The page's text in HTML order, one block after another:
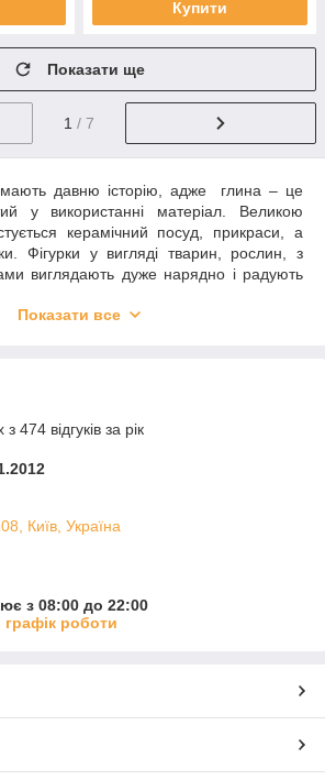
Купити
Показати ще
1 / 7
давню історію, адже
глина – це
у використанні матеріал. Великою
керамічний посуд, прикраси, а
Фігурки у вигляді тварин, рослин, з
виглядають дуже нарядно і радують
в інтер'єрі
від того, чим захоплюєтеся ви
можна вибрати статуетки з таких
Показати все
474 відгуків за рік
Київ, Україна
з 08:00 до 22:00
роботи